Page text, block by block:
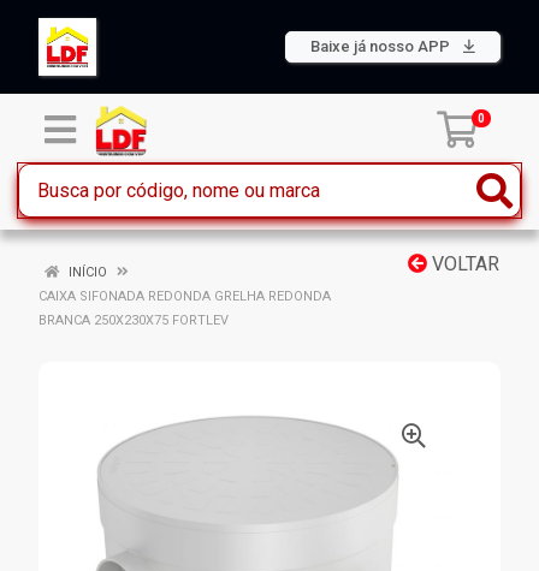
Baixe já nosso APP
0
VOLTAR
INÍCIO
CAIXA SIFONADA REDONDA GRELHA REDONDA
BRANCA 250X230X75 FORTLEV